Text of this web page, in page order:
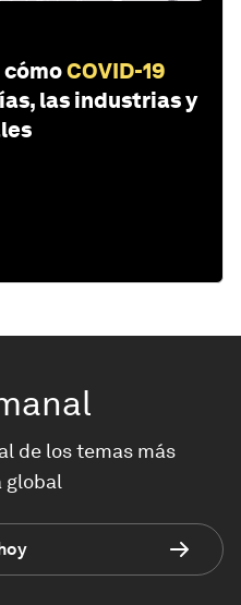
COVID-19
las industrias y
de los temas más
global